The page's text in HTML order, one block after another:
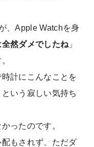
、Apple Watchを身
然ダメでしたね 」
計にこんなことを
いう寂しい気持ち
ったのです。
配もされず、ただダ